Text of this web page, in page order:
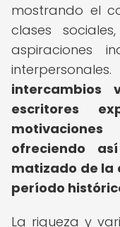
mostrando el
clases
aspiraciones
intercambios
escritores
ofreciendo
matizado de la
período
La riqueza y